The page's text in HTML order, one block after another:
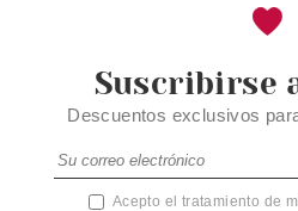
Suscribirse
Descuentos exclusivos
Acepto el tratamiento de